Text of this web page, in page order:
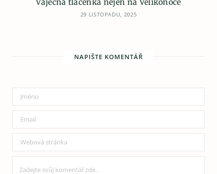
29 LISTOPADU, 2025
NAPIŠTE KOMENTÁŘ